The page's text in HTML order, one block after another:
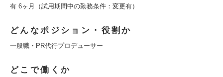
有 6ヶ月（試用期間中の勤務条件：変更有）
どんなポジション・役割か
一般職・PR代行プロデューサー
どこで働くか